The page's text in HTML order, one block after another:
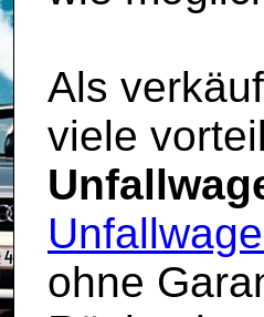
Als
viele
ohne